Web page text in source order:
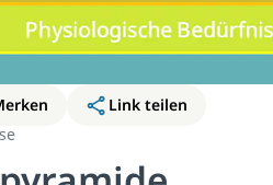
Link teilen